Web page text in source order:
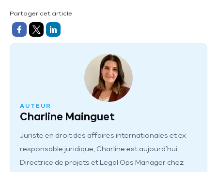
AUTEUR
Charline Mainguet
Juriste en droit des affaires internationales et ex
responsable juridique, Charline est aujourd’hui
Directrice de projets et Legal Ops Manager chez
Partager cet article